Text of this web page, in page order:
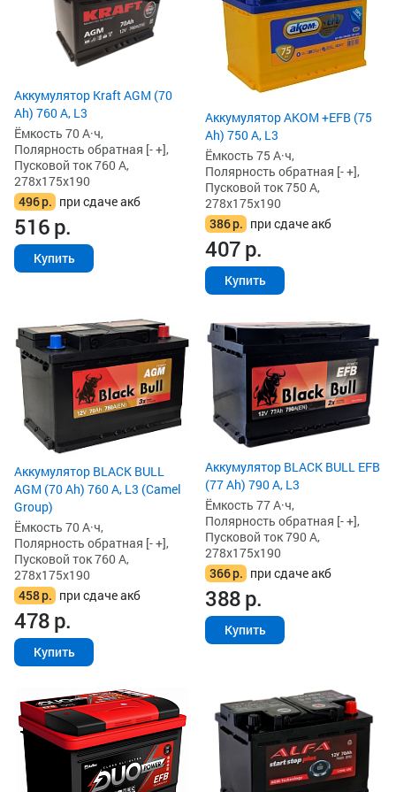
Аккумулятор Kraft AGM (70
Ah) 760 А, L3
Ёмкость 70 А·ч,
Полярность обратная [- +],
Пусковой ток 760 А,
278x175x190
496р. при сдаче акб
516р.
Купить
Аккумулятор AKOM +EFB (75
Ah) 750 А, L3
Ёмкость 75 А·ч,
Полярность обратная [- +],
Пусковой ток 750 А,
278x175x190
386р. при сдаче акб
407р.
Купить
Аккумулятор BLACK BULL
AGM (70 Ah) 760 А, L3 (Camel
Group)
Ёмкость 70 А·ч,
Полярность обратная [- +],
Пусковой ток 760 А,
278x175x190
458р. при сдаче акб
478р.
Купить
Аккумулятор BLACK BULL EFB
(77 Ah) 790 А, L3
Ёмкость 77 А·ч,
Полярность обратная [- +],
Пусковой ток 790 А,
278x175x190
366р. при сдаче акб
388р.
Купить